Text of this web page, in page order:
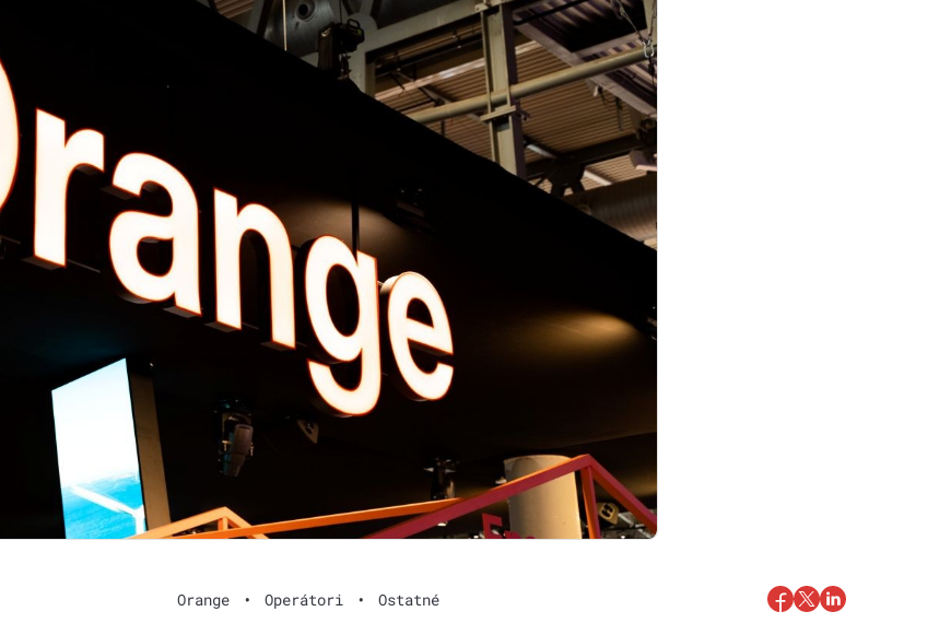
Orange • Operátori • Ostatné